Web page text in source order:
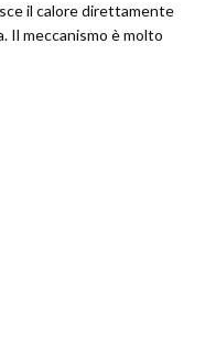
il calore direttamente
Il meccanismo è molto